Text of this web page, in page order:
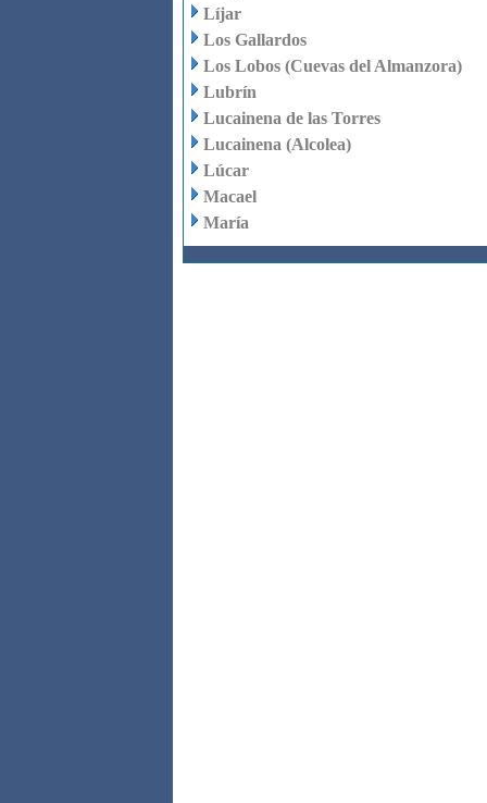
Líjar
Los Gallardos
Los Lobos (Cuevas del Almanzora)
Lubrín
Lucainena de las Torres
Lucainena (Alcolea)
Lúcar
Macael
María